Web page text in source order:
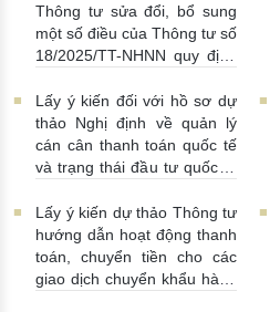
Thông tư sửa đổi, bổ sung
một số điều của Thông tư số
18/2025/TT-NHNN quy định
sẻ thông tin của Hệ thống
thông tin phục vụ công tác
giám sát hoạt động QTDND
và tổ chức TCVM
Lấy ý kiến đối với hồ sơ dự
thảo Nghị định về quản lý
cán cân thanh toán quốc tế
và trạng thái đầu tư quốc tế
10:00:00
Lấy ý kiến dự thảo Thông tư
hướng dẫn hoạt động thanh
toán, chuyển tiền cho các
giao dịch chuyển khẩu hàng